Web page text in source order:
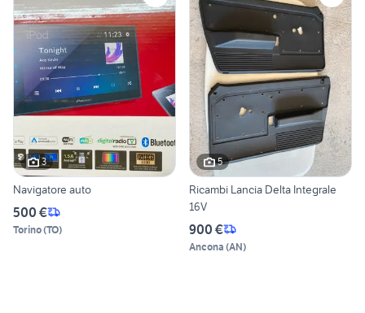
3
Navigatore auto
500 €
Torino(TO)
5
Ricambi Lancia Delta Integrale
16V
900 €
Ancona (AN)